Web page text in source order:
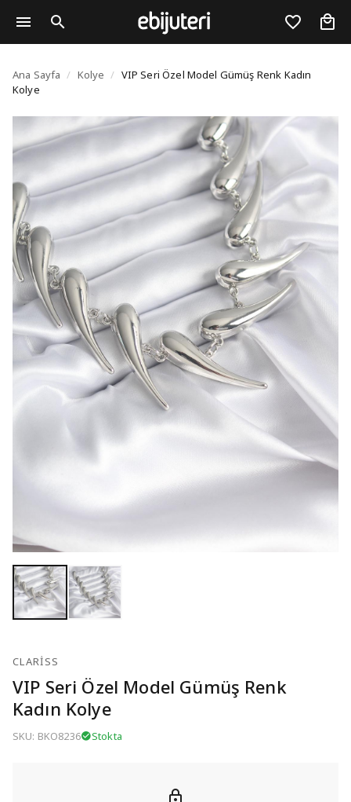
VIP Seri Özel Model
Ana Sayfa / Kolye / VIP Seri Özel Model Gümüş Renk Kadın
Kolye
CLARISS
VIP Seri Özel Model Gümüş Renk
Kadın Kolye
SKU: BKO8236 Stokta